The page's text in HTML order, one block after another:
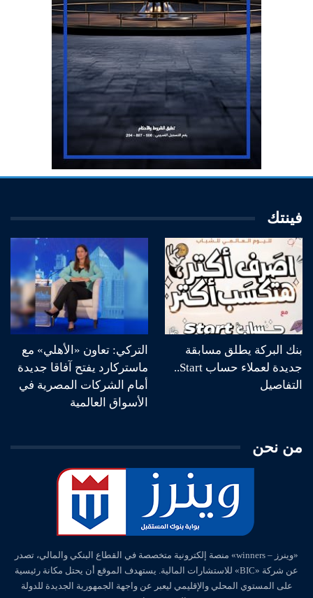
فينتك
بنك البركة يطلق مسابقة
جديدة لعملاء حساب Start..
التفاصيل
التركي: تعاون «الأهلي» مع
ماستركارد يفتح آفاقا جديدة
أمام الشركات المصرية في
الأسواق العالمية
من نحن
«وينرز – winners» منصة إلكترونية متخصصة في القطاع البنكي والمالي، تصدر
عن شركة «BIC» للاستشارات المالية. يستهدف الموقع أن يحتل مكانة رئيسية
على المستوي المحلي والإقليمي ليعبر عن واجهة الجمهورية الجديدة للدولة